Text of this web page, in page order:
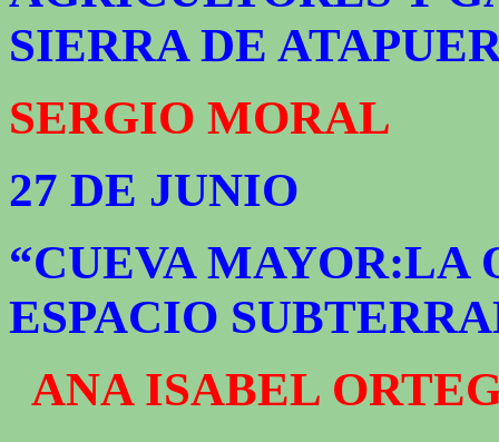
SIERRA DE
SERGIO MORAL
27 DE JUNIO
“CUEVA MAYOR:LA
ESPACIO
ANA ISABEL